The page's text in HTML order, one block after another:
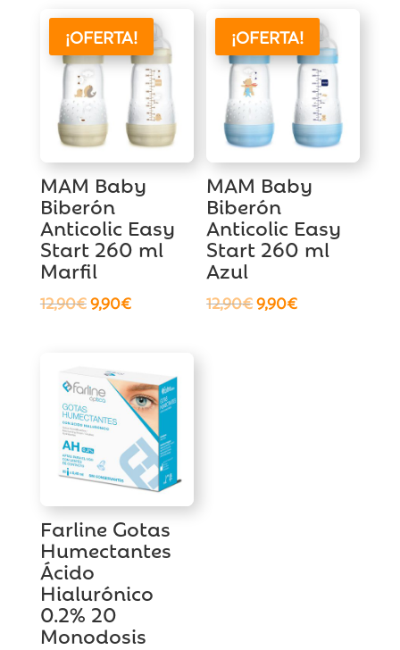
¡OFERTA!
MAM Baby
Biberón
Anticolic Easy
Start 260 ml
Marfil
12,90€El
era:
12,90€.
9,90€El
9,90€.
¡OFERTA!
MAM Baby
Biberón
Anticolic Easy
Start 260 ml
Azul
12,90€El
9,90€El
Farline Gotas
Humectantes
Ácido
Hialurónico
0.2% 20
Monodosis